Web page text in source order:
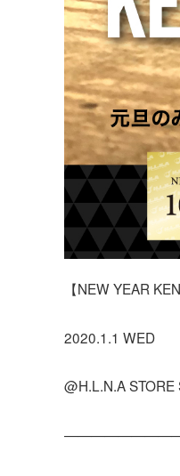
【NEW YEAR
2020.1.1 WED
@H.L.N.A